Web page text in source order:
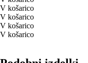
V košarico
V košarico
V košarico
V košarico